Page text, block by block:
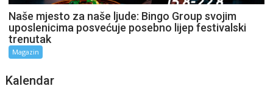
Naše mjesto za naše ljude: Bingo Group svojim
uposlenicima posvećuje posebno lijep festivalski
trenutak
Magazin
Kalendar